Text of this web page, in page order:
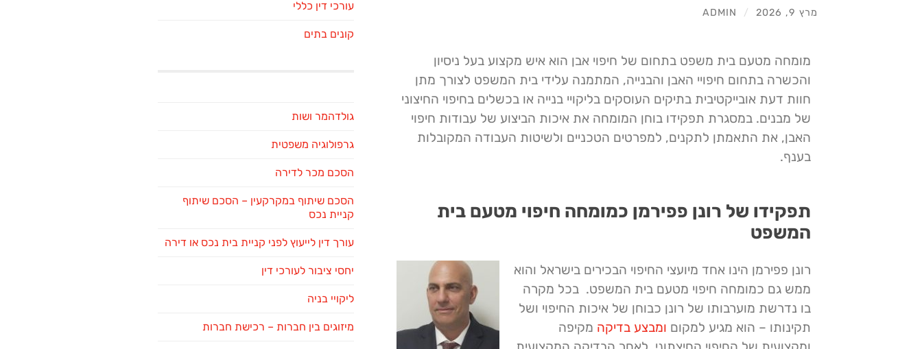
מרץ 9, 2026 /
ADMIN
מומחה מטעם בית משפט בתחום של חיפוי אבן הוא איש מקצוע בעל ניסיון
והכשרה בתחום חיפויי האבן והבנייה, המתמנה עלידי בית המשפט לצורך מתן
חוות דעת אובייקטיבית בתיקים העוסקים בליקויי בנייה או בכשלים בחיפוי החיצוני
של מבנים. במסגרת תפקידו בוחן המומחה את איכות הביצוע של עבודות חיפוי
האבן, את התאמתן לתקנים, למפרטים הטכניים ולשיטות העבודה המקובלות
בענף.
תפקידו של רונן פפירמן כמומחה חיפוי מטעם בית
המשפט
רונן פפירמן הינו אחד מיועצי החיפוי הבכירים בישראל והוא
ממש גם כמומחה חיפוי מטעם בית המשפט. בכל מקרה
בו נדרשת מוערבותו של רונן כבוחן של איכות החיפוי ושל
תקינותו – הוא מגיע למקום ומבצע בדיקה מקיפה
עורכי דין כללי
קונים בתים
גולדהמר ושות
גרפולוגיה משפטית
הסכם מכר לדירה
הסכם שיתוף במקרקעין – הסכם שיתוף
קניית נכס
עורך דין לייעוץ לפני קניית בית נכס או דירה
יחסי ציבור לעורכי דין
ליקויי בניה
מיזוגים בין חברות – רכישת חברות